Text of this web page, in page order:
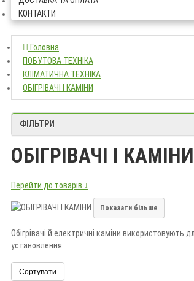
КОНТАКТИ
Головна
ПОБУТОВА ТЕХНІКА
КЛІМАТИЧНА ТЕХНІКА
ОБІГРІВАЧІ І КАМІНИ
ФІЛЬТРИ
ОБІГРІВАЧІ І КАМІНИ
Перейти до товарів ↓
Показати більше
Обігрівачі й електричні каміни
установлення.
Під час вибору враховуйте площу приміщення,
Сортувати